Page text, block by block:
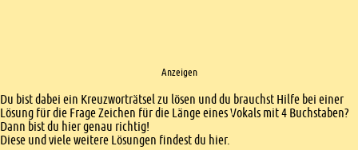
Anzeigen
Einleitung
Du bist dabei ein Kreuzworträtsel zu lösen und du brauchst Hilfe bei einer
Lösung für die Frage Zeichen für die Länge eines Vokals mit 4 Buchstaben?
Dann bist du hier genau richtig!
Diese und viele weitere Lösungen findest du hier.